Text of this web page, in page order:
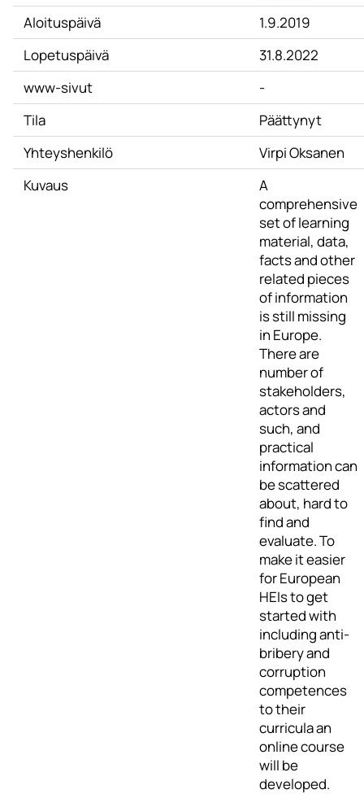
Aloituspäivä
1.9.2019
Lopetuspäivä
31.8.2022
www-sivut
-
Tila
Päättynyt
Yhteyshenkilö
Virpi Oksanen
Kuvaus
A
comprehensive
set of learning
material, data,
facts and other
related pieces
of information
is still missing
in Europe.
There are
number of
stakeholders,
actors and
such, and
practical
information can
be scattered
about, hard to
find and
evaluate. To
make it easier
for European
HEIs to get
started with
including anti-
bribery and
corruption
competences
to their
curricula an
online course
will be
developed.